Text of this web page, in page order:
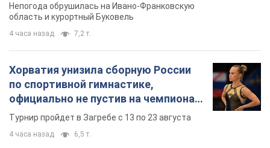
Непогода обрушилась на Ивано-Франковскую
область и курортный Буковель
4 часа назад 7,2 т.
Хорватия унизила сборную России
по спортивной гимнастике,
официально не пустив на чемпионат
Европы основных спортсменов
Турнир пройдет в Загребе с 13 по 23 августа
4 часа назад 6,5 т.